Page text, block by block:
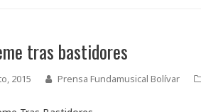
tras bastidores
2015 Prensa Fundamusical Bolívar